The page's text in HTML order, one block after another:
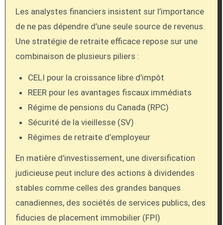
Les analystes financiers insistent sur l’importance
de ne pas dépendre d’une seule source de revenus.
Une stratégie de retraite efficace repose sur une
combinaison de plusieurs piliers :
CELI pour la croissance libre d’impôt
REER pour les avantages fiscaux immédiats
Régime de pensions du Canada (RPC)
Sécurité de la vieillesse (SV)
Régimes de retraite d’employeur
En matière d’investissement, une diversification
judicieuse peut inclure des actions à dividendes
stables comme celles des grandes banques
canadiennes, des sociétés de services publics, des
fiducies de placement immobilier (FPI)